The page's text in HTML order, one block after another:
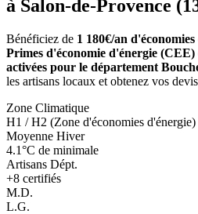
à Salon-de-Provence (
Bénéficiez de 1 180€/an
Primes d'économie d'énergie
activées pour le département
les artisans locaux et obtenez vos
Zone Climatique
H1 / H2 (Zone d'économies d'énergie)
Moyenne Hiver
4.1°C de minimale
Artisans Dépt.
+8 certifiés
M.D.
L.G.